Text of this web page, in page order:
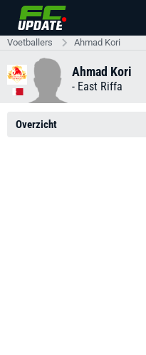
Voetballers Ahmad Kori
Ahmad Kori
- East Riffa
Overzicht